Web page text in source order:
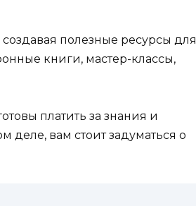
полезные ресурсы для
книги, мастер-классы,
платить за знания и
деле, вам стоит задуматься о